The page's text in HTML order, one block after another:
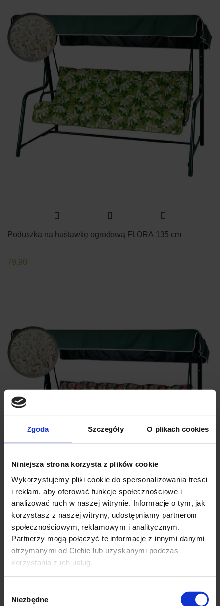
Zgoda Szczegóły O plikach cookies
Niniejsza strona korzysta z plików cookie
Wykorzystujemy pliki cookie do spersonalizowania treści
i reklam, aby oferować funkcje społecznościowe i
analizować ruch w naszej witrynie. Informacje o tym, jak
korzystasz z naszej witryny, udostępniamy partnerom
społecznościowym, reklamowym i analitycznym.
Partnerzy mogą połączyć te informacje z innymi danymi
otrzymanymi od Ciebie lub uzyskanymi podczas
korzystania z ich usług.
zgody
Niezbędne
Poduszka na huśtawkę ogrodową FLORA 135 cm
79.90
Poduszka na huśtawkę ogrodową FLORA 135 cm
79.90